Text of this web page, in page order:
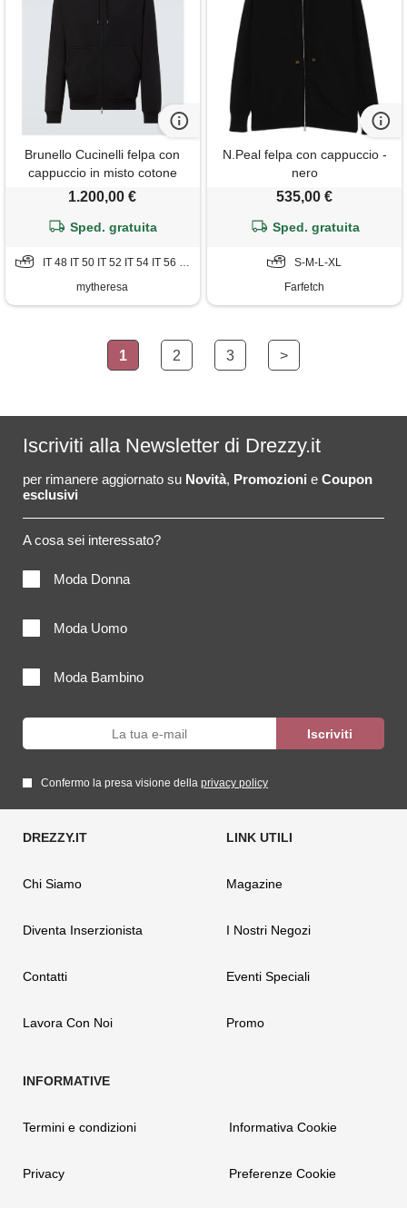
Brunello Cucinelli felpa con
cappuccio in misto cotone
1.200,00 €
Sped. gratuita
IT 48 IT 50 IT 52 IT 54 IT 56 IT 58
mytheresa
N.Peal felpa con cappuccio -
nero
535,00 €
Sped. gratuita
S-M-L-XL
Farfetch
1 2 3 >
Iscriviti alla Newsletter di Drezzy.it
per rimanere aggiornato su Novità, Promozioni e Coupon
esclusivi
A cosa sei interessato?
Moda Donna
Moda Uomo
Moda Bambino
Confermo la presa visione della privacy policy
Chi Siamo
Diventa Inserzionista
Contatti
Lavora Con Noi
Magazine
I Nostri Negozi
Eventi Speciali
Promo
Termini e condizioni
Privacy
Informativa Cookie
Preferenze Cookie